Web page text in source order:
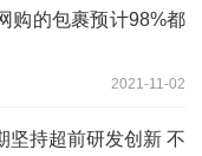
购的包裹预计98%都
2021-11-02
坚持超前研发创新 不